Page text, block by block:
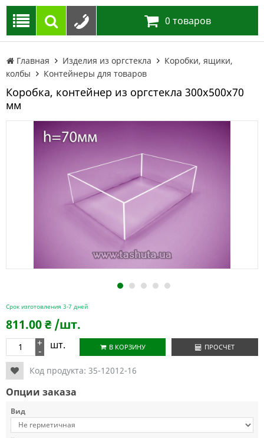
0 товаров
Главная Изделия из оргстекла
Коробки, ящики,
колбы
Контейнеры для товаров
Коробка, контейнер из оргстекла 300х500х70
мм
1 2 3 4 5
Срок изготовления 3-7 дней
811.00₴ /шт.
+
- шт. В КОРЗИНУ ПРОСЧЕТ
Код продукта: 35-12012-16
Опции заказа
Вид